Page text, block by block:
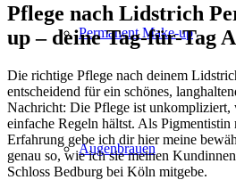
Permanent Make-up
Augenbrauen
Pflege nach Lidstrich
up – deine Tag-für-Tag
Die richtige Pflege nach deinem
entscheidend für ein schönes,
Nachricht: Die Pflege ist unkompliziert,
einfache Regeln hältst. Als Pigmentistin
Erfahrung gebe ich dir hier meine
genau so, wie ich sie meinen
Schloss Bedburg bei Köln mitgebe.